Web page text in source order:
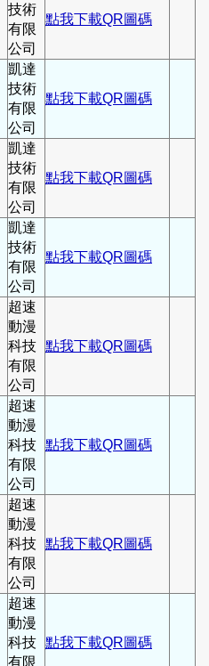
技術
有限
公司
點我下載QR圖碼
凱達
技術
有限
公司
點我下載QR圖碼
凱達
技術
有限
公司
點我下載QR圖碼
凱達
技術
有限
公司
點我下載QR圖碼
超速
動漫
科技
有限
公司
點我下載QR圖碼
超速
動漫
科技
有限
公司
點我下載QR圖碼
超速
動漫
科技
有限
公司
點我下載QR圖碼
超速
動漫
科技
有限
點我下載QR圖碼